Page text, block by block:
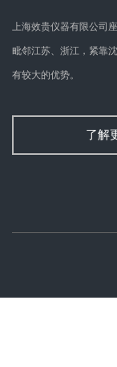
上海效贵仪器有限公司
毗邻江苏、浙江，紧靠
有较大的优势。
了解